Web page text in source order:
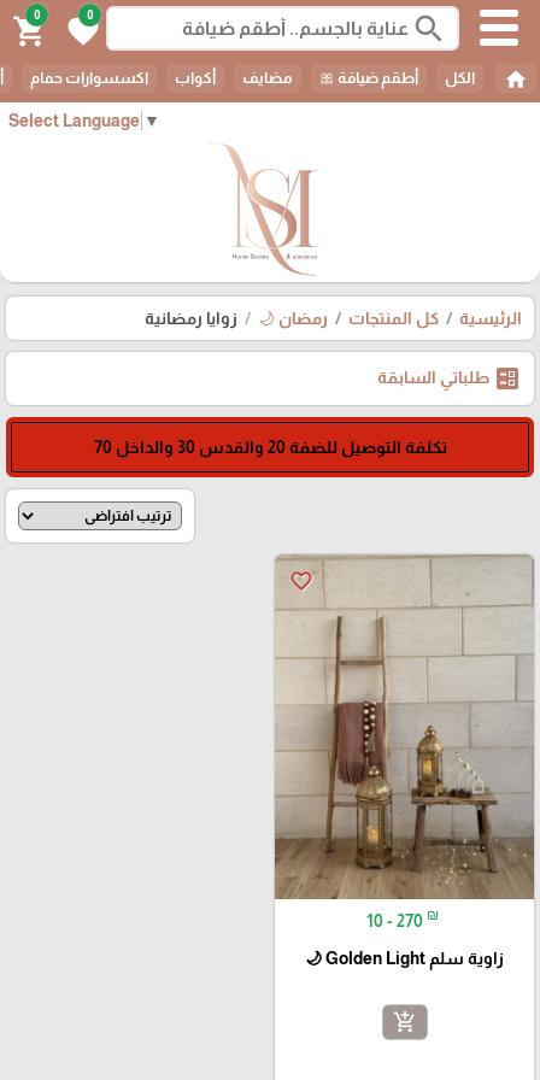
Select Language ▼
search
0
favorite
0
shopping_cart
home الكل أطقم ضيافة 🎀 مضايف أكواب اكسسوارات حمام
الرئيسية كل المنتجات رمضان 🌙 زوايا رمضانية
ballot طلباتي السابقة
تكلفة التوصيل للضفة 20 والقدس 30 والداخل 70
favorite_border
10 - 270 ₪
زاوية سلم Golden Light 🌙
add_shopping_cart